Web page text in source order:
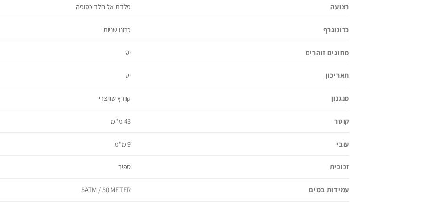
רצועה פלדת אל חלד כסופה
כרונוגרף כרונו שניות
מחוגים זוהרים יש
תאריכון יש
מנגנון קוורץ שוויצרי
קוטר 43 מ"מ
עובי 9 מ"מ
זכוכית ספיר
עמידות במים 5ATM / 50 METER